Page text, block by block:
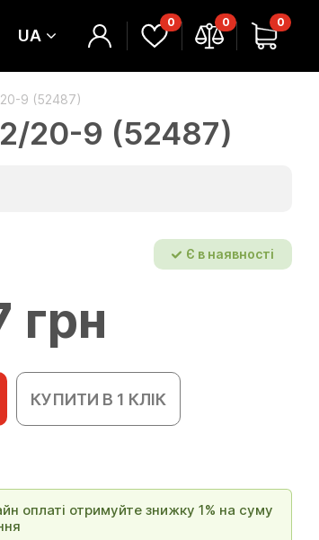
UA
0 0 0
9 (52487)
20-9 (52487)
Є в наявності
грн
КУПИТИ В 1 КЛІК
оплаті отримуйте знижку 1% на суму